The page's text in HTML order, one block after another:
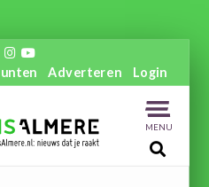
Adverteren Login
MENU